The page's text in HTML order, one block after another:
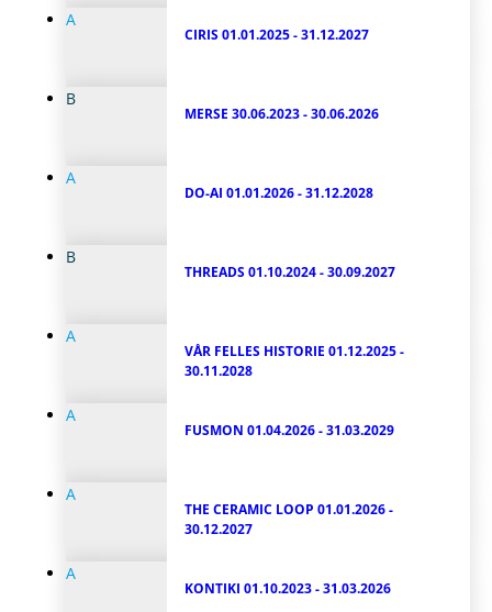
A
CIRIS01.01.2025 - 31.12.2027
B
MERSE 30.06.2023 - 30.06.2026
A
DO-AI 01.01.2026 - 31.12.2028
B
THREADS01.10.2024 - 30.09.2027
A
VÅR FELLES HISTORIE 01.12.2025 -
30.11.2028
A
FUSMON 01.04.2026 - 31.03.2029
A
THE CERAMIC LOOP 01.01.2026 -
30.12.2027
A
KONTIKI 01.10.2023 - 31.03.2026